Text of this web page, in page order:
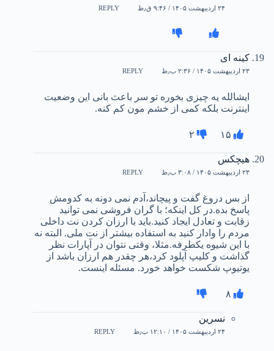
۲۴ اردیبهشت ۱۴۰۵ / ۹:۴۶ ق٫ظ REPLY
کینه ای
۲۳ اردیبهشت ۱۴۰۵ / ۲:۳۶ ب٫ظ REPLY
ایشالله یه چیزی بخوره تو سر باعث بانی این وضعیت
اینترنت بلکه کمی از خشم مون کم کنه.
۱۵ ۲
هیچکس
۲۳ اردیبهشت ۱۴۰۵ / ۳:۰۸ ب٫ظ REPLY
از بس دروغ گفت و پیچاند،آدم نمی دونه به کدومش
پاسخ بده.در کل اینکه؛ با گران فروشی نمی توانید
زقابت و تعادل ایجاد کنید.باید با ارزان کردن نت داخلی
مردم را وادار کنید به استفاده بیشتر از نت ملی. البته نه
با این شیوه یکطرفه.مثلا، وقتی نتوان در آپارات نظر
گذاشت و کلیپ آپلود کرد،هر چقدر هم ارزان باشد از
یوتیوپ شکست خواهد خورد. مسئله اینست.
۸
نسرین
۲۴ اردیبهشت ۱۴۰۵ / ۱۲:۱۰ ب٫ظ REPLY